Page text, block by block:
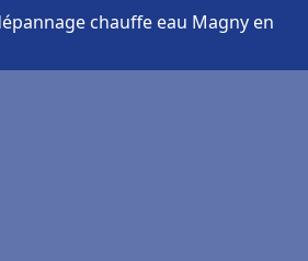
chauffe eau Magny en